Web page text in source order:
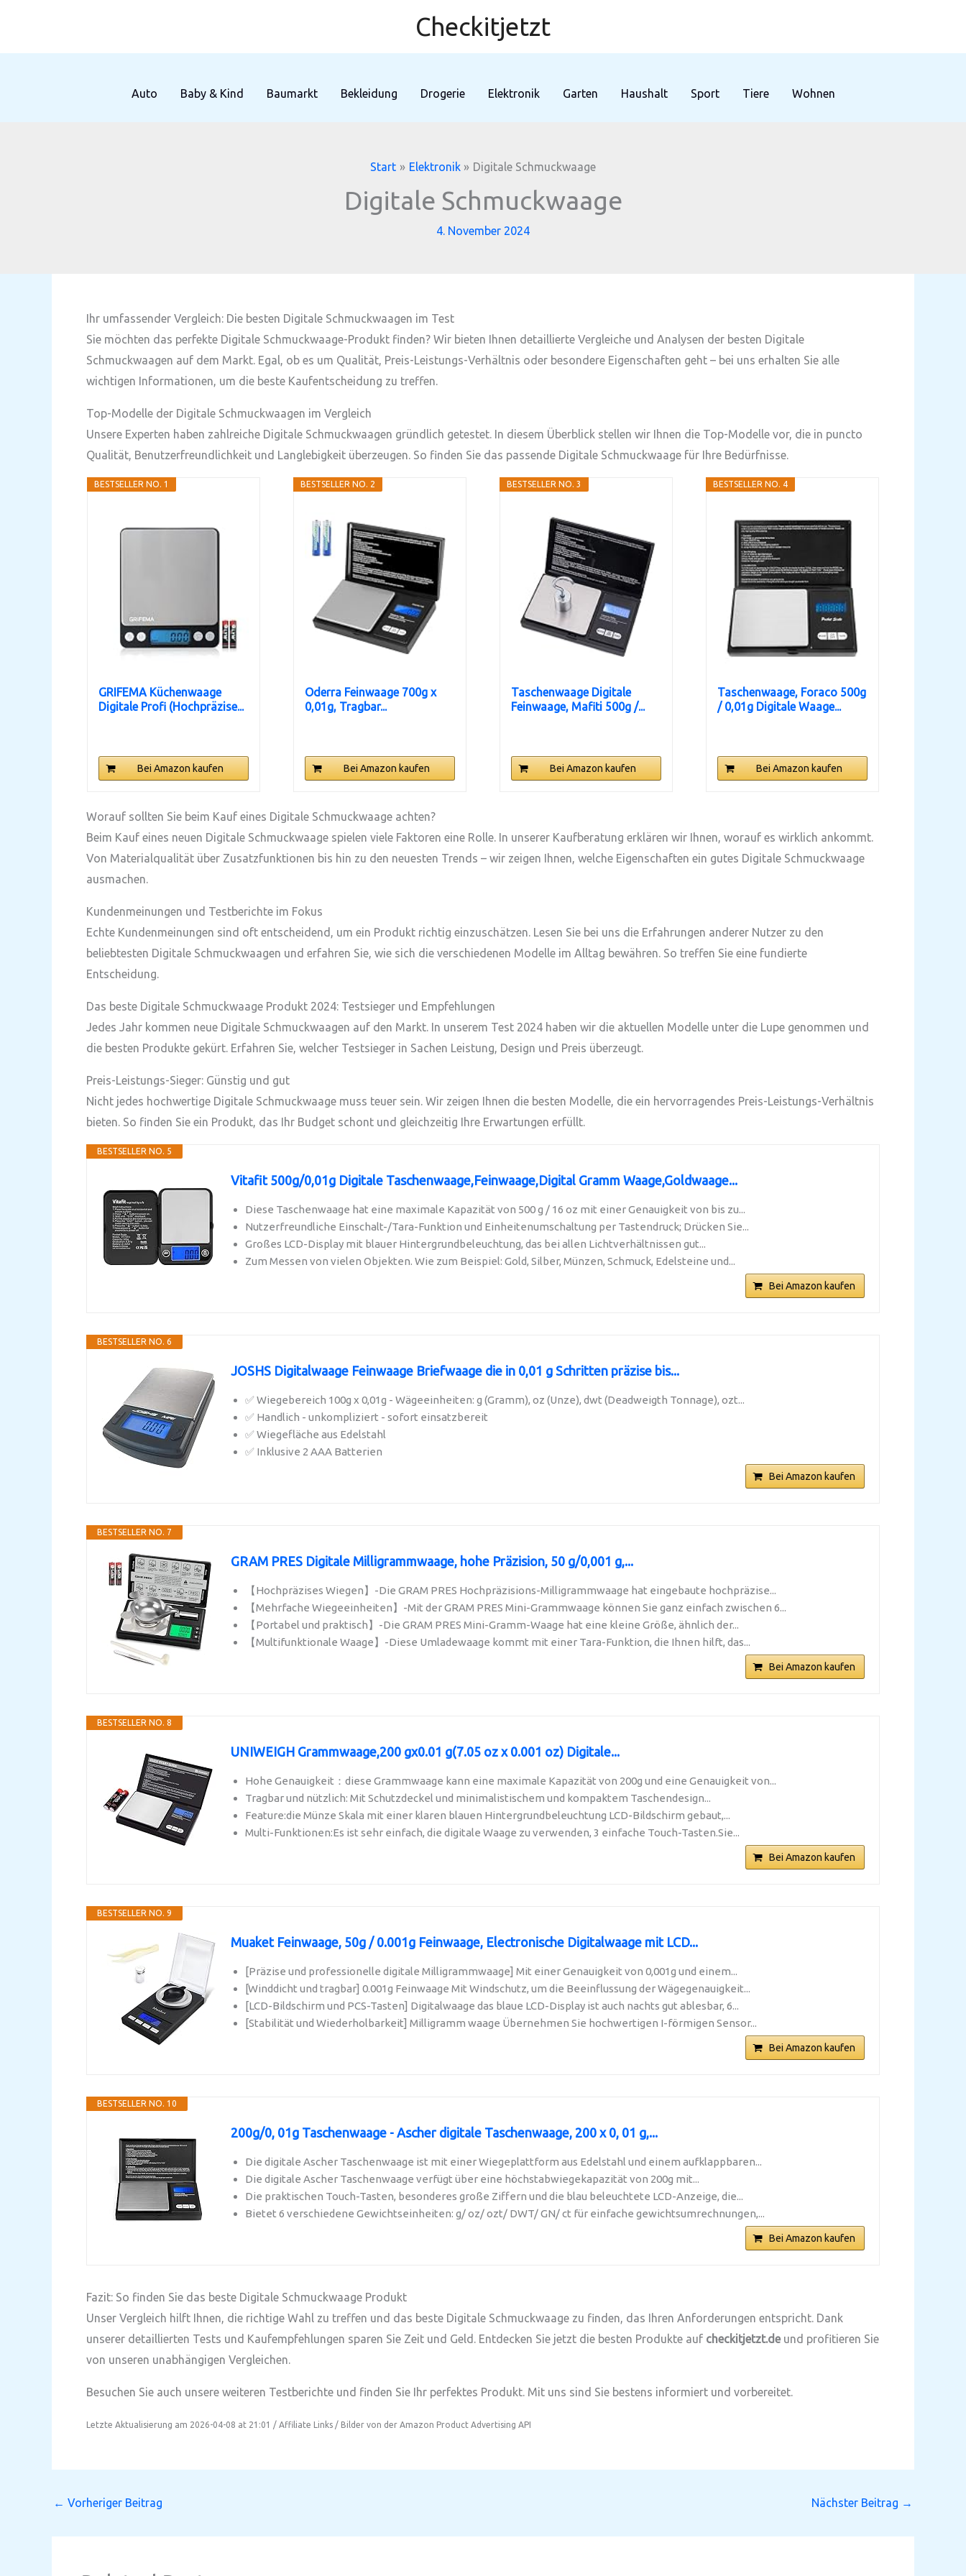
springen
Checkitjetzt
Auto Baby & Kind Baumarkt Bekleidung Drogerie Elektronik Garten Haushalt Sport Tiere Wohnen
Start Elektronik Digitale Schmuckwaage
Digitale Schmuckwaage
4. November 2024
Ihr umfassender Vergleich: Die besten Digitale Schmuckwaagen im Test
Sie möchten das perfekte Digitale Schmuckwaage-Produkt finden? Wir bieten Ihnen detaillierte Vergleiche und Analysen der besten Digitale
Schmuckwaagen auf dem Markt. Egal, ob es um Qualität, Preis-Leistungs-Verhältnis oder besondere Eigenschaften geht – bei uns erhalten Sie alle
wichtigen Informationen, um die beste Kaufentscheidung zu treffen.
Top-Modelle der Digitale Schmuckwaagen im Vergleich
Unsere Experten haben zahlreiche Digitale Schmuckwaagen gründlich getestet. In diesem Überblick stellen wir Ihnen die Top-Modelle vor, die in puncto
Qualität, Benutzerfreundlichkeit und Langlebigkeit überzeugen. So finden Sie das passende Digitale Schmuckwaage für Ihre Bedürfnisse.
BESTSELLER NO. 1
GRIFEMA Küchenwaage
Digitale Profi (Hochpräzise...
Bei Amazon kaufen
BESTSELLER NO. 2
Oderra Feinwaage 700g x
0,01g, Tragbar...
Bei Amazon kaufen
BESTSELLER NO. 3
Taschenwaage Digitale
Feinwaage, Mafiti 500g /...
Bei Amazon kaufen
BESTSELLER NO. 4
Taschenwaage, Foraco 500g
/ 0,01g Digitale Waage...
Bei Amazon kaufen
Worauf sollten Sie beim Kauf eines Digitale Schmuckwaage achten?
Beim Kauf eines neuen Digitale Schmuckwaage spielen viele Faktoren eine Rolle. In unserer Kaufberatung erklären wir Ihnen, worauf es wirklich ankommt.
Von Materialqualität über Zusatzfunktionen bis hin zu den neuesten Trends – wir zeigen Ihnen, welche Eigenschaften ein gutes Digitale Schmuckwaage
ausmachen.
Kundenmeinungen und Testberichte im Fokus
Echte Kundenmeinungen sind oft entscheidend, um ein Produkt richtig einzuschätzen. Lesen Sie bei uns die Erfahrungen anderer Nutzer zu den
beliebtesten Digitale Schmuckwaagen und erfahren Sie, wie sich die verschiedenen Modelle im Alltag bewähren. So treffen Sie eine fundierte
Entscheidung.
Das beste Digitale Schmuckwaage Produkt 2024: Testsieger und Empfehlungen
Jedes Jahr kommen neue Digitale Schmuckwaagen auf den Markt. In unserem Test 2024 haben wir die aktuellen Modelle unter die Lupe genommen und
die besten Produkte gekürt. Erfahren Sie, welcher Testsieger in Sachen Leistung, Design und Preis überzeugt.
Preis-Leistungs-Sieger: Günstig und gut
Nicht jedes hochwertige Digitale Schmuckwaage muss teuer sein. Wir zeigen Ihnen die besten Modelle, die ein hervorragendes Preis-Leistungs-Verhältnis
bieten. So finden Sie ein Produkt, das Ihr Budget schont und gleichzeitig Ihre Erwartungen erfüllt.
BESTSELLER NO. 5
Vitafit 500g/0,01g Digitale Taschenwaage,Feinwaage,Digital Gramm Waage,Goldwaage...
Diese Taschenwaage hat eine maximale Kapazität von 500 g / 16 oz mit einer Genauigkeit von bis zu...
Nutzerfreundliche Einschalt-/Tara-Funktion und Einheitenumschaltung per Tastendruck; Drücken Sie...
Großes LCD-Display mit blauer Hintergrundbeleuchtung, das bei allen Lichtverhältnissen gut...
Zum Messen von vielen Objekten. Wie zum Beispiel: Gold, Silber, Münzen, Schmuck, Edelsteine und...
Bei Amazon kaufen
BESTSELLER NO. 6
JOSHS Digitalwaage Feinwaage Briefwaage die in 0,01 g Schritten präzise bis...
✅ Wiegebereich 100g x 0,01g - Wägeeinheiten: g (Gramm), oz (Unze), dwt (Deadweigth Tonnage), ozt...
✅ Handlich - unkompliziert - sofort einsatzbereit
✅ Wiegefläche aus Edelstahl
✅ Inklusive 2 AAA Batterien
Bei Amazon kaufen
BESTSELLER NO. 7
GRAM PRES Digitale Milligrammwaage, hohe Präzision, 50 g/0,001 g,...
【Hochpräzises Wiegen】-Die GRAM PRES Hochpräzisions-Milligrammwaage hat eingebaute hochpräzise...
【Mehrfache Wiegeeinheiten】-Mit der GRAM PRES Mini-Grammwaage können Sie ganz einfach zwischen 6...
【Portabel und praktisch】-Die GRAM PRES Mini-Gramm-Waage hat eine kleine Größe, ähnlich der...
【Multifunktionale Waage】-Diese Umladewaage kommt mit einer Tara-Funktion, die Ihnen hilft, das...
Bei Amazon kaufen
BESTSELLER NO. 8
UNIWEIGH Grammwaage,200 gx0.01 g(7.05 oz x 0.001 oz) Digitale...
Hohe Genauigkeit：diese Grammwaage kann eine maximale Kapazität von 200g und eine Genauigkeit von...
Tragbar und nützlich: Mit Schutzdeckel und minimalistischem und kompaktem Taschendesign...
Feature:die Münze Skala mit einer klaren blauen Hintergrundbeleuchtung LCD-Bildschirm gebaut,...
Multi-Funktionen:Es ist sehr einfach, die digitale Waage zu verwenden, 3 einfache Touch-Tasten.Sie...
Bei Amazon kaufen
BESTSELLER NO. 9
Muaket Feinwaage, 50g / 0.001g Feinwaage, Electronische Digitalwaage mit LCD...
[Präzise und professionelle digitale Milligrammwaage] Mit einer Genauigkeit von 0,001g und einem...
[Winddicht und tragbar] 0.001g Feinwaage Mit Windschutz, um die Beeinflussung der Wägegenauigkeit...
[LCD-Bildschirm und PCS-Tasten] Digitalwaage das blaue LCD-Display ist auch nachts gut ablesbar, 6...
[Stabilität und Wiederholbarkeit] Milligramm waage Übernehmen Sie hochwertigen I-förmigen Sensor...
Bei Amazon kaufen
BESTSELLER NO. 10
200g/0, 01g Taschenwaage - Ascher digitale Taschenwaage, 200 x 0, 01 g,...
Die digitale Ascher Taschenwaage ist mit einer Wiegeplattform aus Edelstahl und einem aufklappbaren...
Die digitale Ascher Taschenwaage verfügt über eine höchstabwiegekapazität von 200g mit...
Die praktischen Touch-Tasten, besonderes große Ziffern und die blau beleuchtete LCD-Anzeige, die...
Bietet 6 verschiedene Gewichtseinheiten: g/ oz/ ozt/ DWT/ GN/ ct für einfache gewichtsumrechnungen,...
Bei Amazon kaufen
Fazit: So finden Sie das beste Digitale Schmuckwaage Produkt
Unser Vergleich hilft Ihnen, die richtige Wahl zu treffen und das beste Digitale Schmuckwaage zu finden, das Ihren Anforderungen entspricht. Dank
unserer detaillierten Tests und Kaufempfehlungen sparen Sie Zeit und Geld. Entdecken Sie jetzt die besten Produkte auf checkitjetzt.deund profitieren Sie
von unseren unabhängigen Vergleichen.
Besuchen Sie auch unsere weiteren Testberichte und finden Sie Ihr perfektes Produkt. Mit uns sind Sie bestens informiert und vorbereitet.
Letzte Aktualisierung am 2026-04-08 at 21:01 / Affiliate Links / Bilder von der Amazon Product Advertising API
← Vorheriger Beitrag Nächster Beitrag →